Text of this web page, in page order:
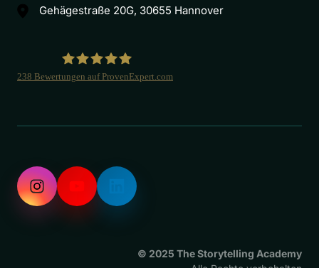
Gehägestraße 20G, 30655 Hannover
238 Bewertungen auf ProvenExpert.com
© 2025 The Storytelling Academy